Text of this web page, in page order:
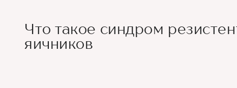
Что такое синдром
яичников